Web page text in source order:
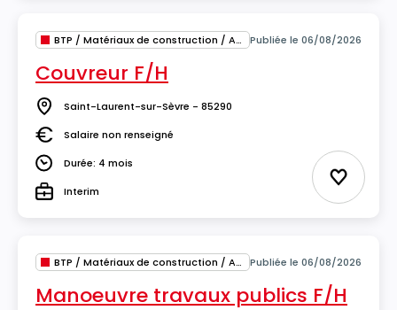
BTP / Matériaux de construction / Architecture Publiée le 06/08/2026
Couvreur F/H
Lieu Saint-Laurent-sur-Sèvre - 85290
SalaireSalaire non renseigné
DuréeDurée: 4 mois
TypeInterim Ajouter
BTP / Matériaux de construction / Architecture Publiée le 06/08/2026
Manoeuvre travaux publics F/H